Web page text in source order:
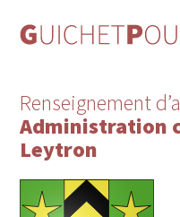
Renseignement
Administration
Leytron